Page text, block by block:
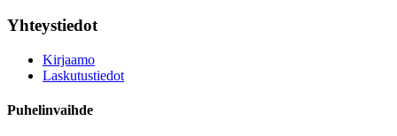
Yhteystiedot
Kirjaamo
Laskutustiedot
Puhelinvaihde